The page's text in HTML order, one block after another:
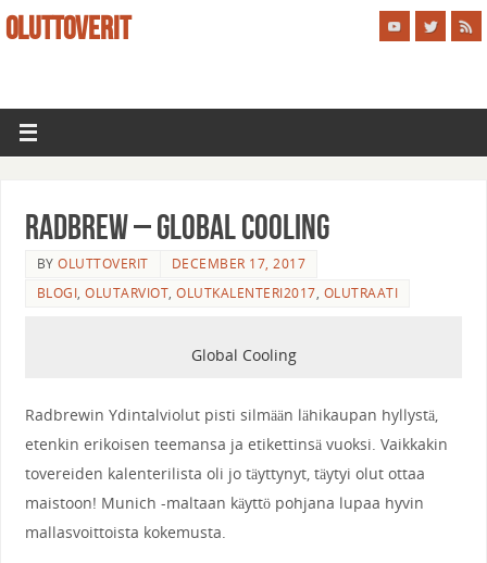
OLUTTOVERIT
Radbrew – Global Cooling
BYOLUTTOVERIT
DECEMBER 17, 2017
BLOGI,OLUTARVIOT,OLUTKALENTERI2017, OLUTRAATI
Global Cooling
Radbrewin Ydintalviolut pisti silmään lähikaupan hyllystä,
etenkin erikoisen teemansa ja etikettinsä vuoksi. Vaikkakin
tovereiden kalenterilista oli jo täyttynyt, täytyi olut ottaa
maistoon! Munich -maltaan käyttö pohjana lupaa hyvin
mallasvoittoista kokemusta.